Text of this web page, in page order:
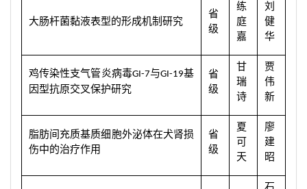
大肠杆菌黏液表型的形成机制研究
省
级
练
庭
嘉
刘
健
华
鸡传染性支气管炎病毒GI-7与GI-19基
因型抗原交叉保护研究
省
级
甘
瑞
诗
贾
伟
新
脂肪间充质基质细胞外泌体在犬肾损
伤中的治疗作用
省
级
夏
可
天
廖
建
昭